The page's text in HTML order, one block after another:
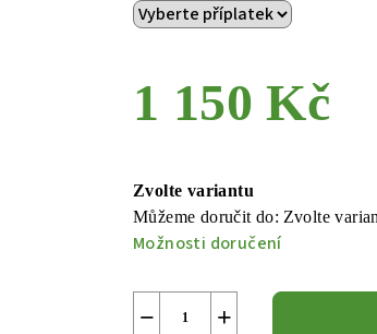
1 150 Kč
cena:
Zvolte variantu
Můžeme doručit do: Zvolte
Možnosti doručení
+
−